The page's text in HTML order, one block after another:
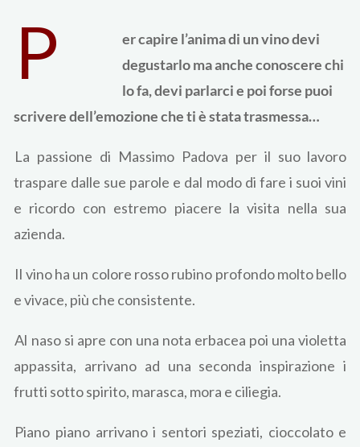
P
er capire l’anima di un vino devi
degustarlo ma anche conoscere chi
lo fa, devi parlarci e poi forse puoi
scrivere dell’emozione che ti è stata trasmessa…
La passione di Massimo Padova per il suo lavoro
traspare dalle sue parole e dal modo di fare i suoi vini
e ricordo con estremo piacere la visita nella sua
azienda.
Il vino ha un colore rosso rubino profondo molto bello
e vivace, più che consistente.
Al naso si apre con una nota erbacea poi una violetta
appassita, arrivano ad una seconda inspirazione i
frutti sotto spirito, marasca, mora e ciliegia.
Piano piano arrivano i sentori speziati, cioccolato e